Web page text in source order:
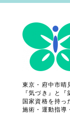
東京・府中市晴
『気づき』と『
国家資格を持っ
施術・運動指導